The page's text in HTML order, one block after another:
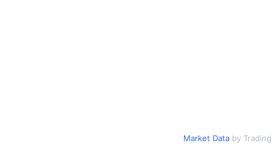
Market Data by